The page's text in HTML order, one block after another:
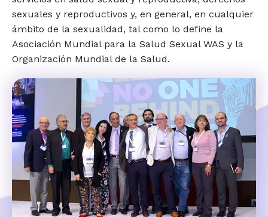
sexuales y reproductivos y, en general, en cualquier
ámbito de la sexualidad, tal como lo define la
Asociación Mundial para la Salud Sexual WAS y la
Organización Mundial de la Salud.